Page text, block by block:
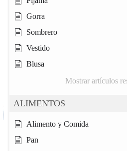
Gorra
Sombrero
Vestido
Blusa
Mostrar artículos
ALIMENTOS
Alimento y Comida
Pan